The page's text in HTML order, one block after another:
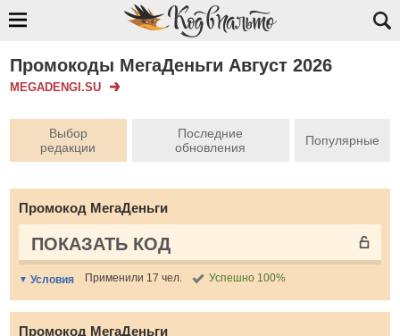
Промокоды МегаДеньги Август 2026
MEGADENGI.SU
Выбор
редакции
Последние
обновления
Популярные
Промокод МегаДеньги
ПОКАЗАТЬ КОД
Условия Применили 17 чел. Успешно 100%
Промокод МегаДеньги